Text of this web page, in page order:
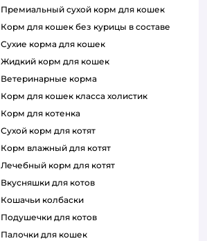
премиальный сухой корм для кошек
корм для кошек без курицы в составе
сухие корма для кошек
жидкий корм для кошек
ветеринарные корма
корм для кошек класса холистик
корм для котенка
сухой корм для котят
корм влажный для котят
лечебный корм для котят
вкусняшки для котов
кошачьи колбаски
подушечки для котов
палочки для кошек